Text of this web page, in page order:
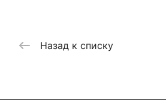
Назад к списку